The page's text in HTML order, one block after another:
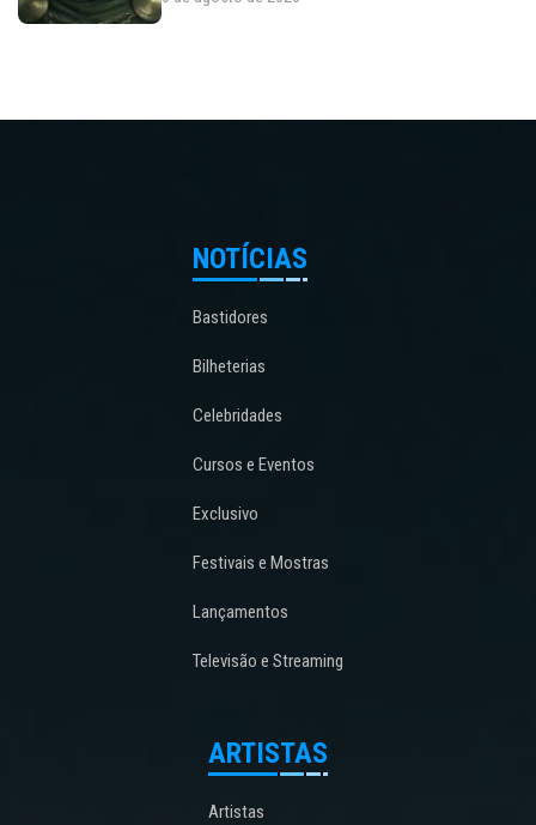
NOTÍCIAS
Bastidores
Bilheterias
Celebridades
Cursos e Eventos
Exclusivo
Festivais e Mostras
Lançamentos
Televisão e Streaming
ARTISTAS
Artistas